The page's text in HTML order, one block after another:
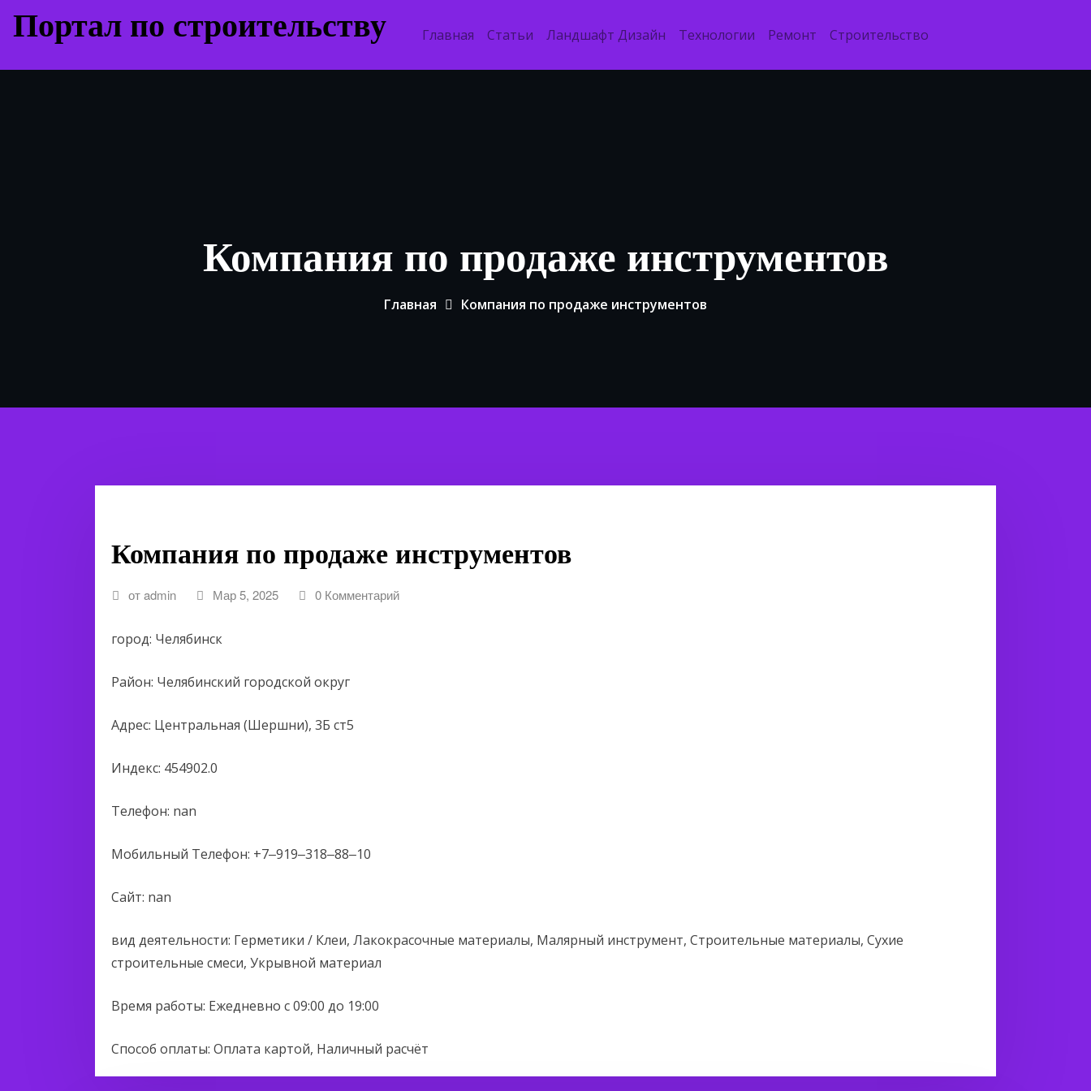
Портал по строительству Главная Статьи Ландшафт Дизайн Технологии Ремонт Строительство
Компания по продаже инструментов
Главная Компания по продаже инструментов
Компания по продаже инструментов
отadmin Мар 5, 2025 0 Комментарий
город: Челябинск
Район: Челябинский городской округ
Адрес: Центральная (Шершни), 3Б ст5
Индекс: 454902.0
Телефон: nan
Мобильный Телефон: +7‒919‒318‒88‒10
Сайт: nan
вид деятельности: Герметики / Клеи, Лакокрасочные материалы, Малярный инструмент, Строительные материалы, Сухие
строительные смеси, Укрывной материал
Время работы: Ежедневно с 09:00 до 19:00
Способ оплаты: Оплата картой, Наличный расчёт